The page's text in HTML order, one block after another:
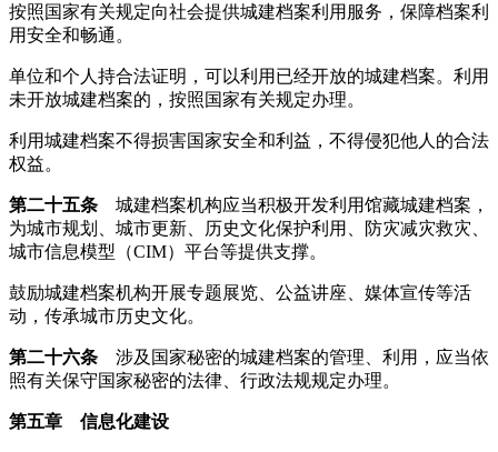
按照国家有关规定向社会提供城建档案利用服务，保障档案利
用安全和畅通。
单位和个人持合法证明，可以利用已经开放的城建档案。利用
未开放城建档案的，按照国家有关规定办理。
利用城建档案不得损害国家安全和利益，不得侵犯他人的合法
权益。
第二十五条 城建档案机构应当积极开发利用馆藏城建档案，
为城市规划、城市更新、历史文化保护利用、防灾减灾救灾、
城市信息模型（CIM）平台等提供支撑。
鼓励城建档案机构开展专题展览、公益讲座、媒体宣传等活
动，传承城市历史文化。
第二十六条 涉及国家秘密的城建档案的管理、利用，应当依
照有关保守国家秘密的法律、行政法规规定办理。
第五章 信息化建设